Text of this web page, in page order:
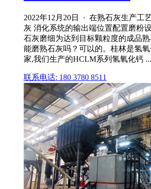
2022年12月20日 · 在熟石灰生产工
灰 消化系统的输出端位置配置磨粉
石灰磨细为达到目标颗粒度的成品
能磨熟石灰吗？可以的。桂林是氢
家,我们生产的HCLM系列氢氧化钙 ...
联系电话: 180 3780 8511